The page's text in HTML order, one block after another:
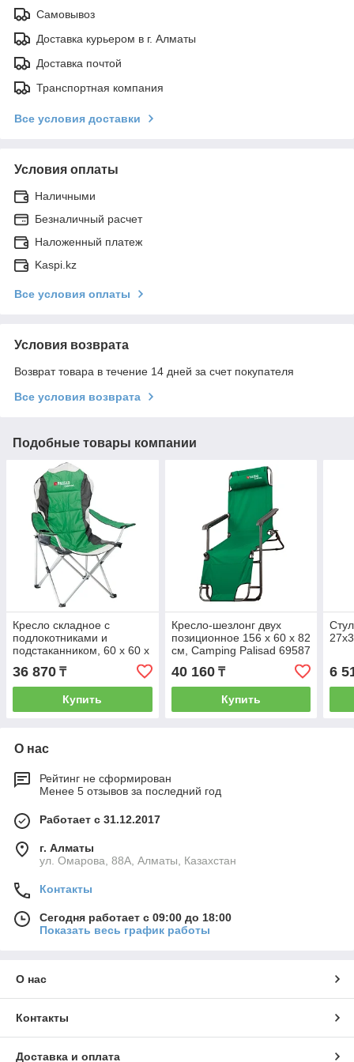
Самовывоз
Доставка курьером в г. Алматы
Доставка почтой
Транспортная компания
Все условия доставки
Условия оплаты
Наличными
Безналичный расчет
Наложенный платеж
Kaspi.kz
Все условия оплаты
Условия возврата
Возврат товара в течение 14 дней за счет покупателя
Все условия возврата
Подобные товары компании
Кресло складное с
подлокотниками и
подстаканником, 60 х 60 х
110/92 см, Camping
Palisad 69592
36 870 ₸
Купить
Кресло-шезлонг двух
позиционное 156 х 60 х 82
см, Camping Palisad 69587
40 160₸
Купить
6
О нас
Рейтинг не сформирован
Менее 5 отзывов за последний год
Работает с 31.12.2017
г. Алматы
ул. Омарова, 88А, Алматы, Казахстан
Контакты
Сегодня работает с 09:00 до 18:00
Показать весь график работы
О нас
Контакты
Доставка и оплата